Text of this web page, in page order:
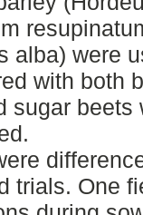
alba) were
with both
sugar beets
trials. One